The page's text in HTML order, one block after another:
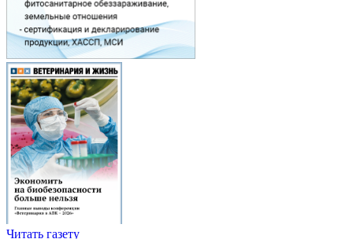
Читать газету